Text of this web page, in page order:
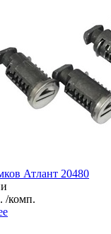
Атлант 20480
/комп.